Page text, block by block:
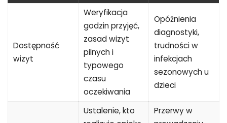
Dostępność
wizyt
Weryfikacja
godzin przyjęć,
zasad wizyt
pilnych i
typowego
czasu
oczekiwania
Opóźnienia
diagnostyki,
trudności w
infekcjach
sezonowych u
dzieci
Ustalenie, kto
Przerwy w